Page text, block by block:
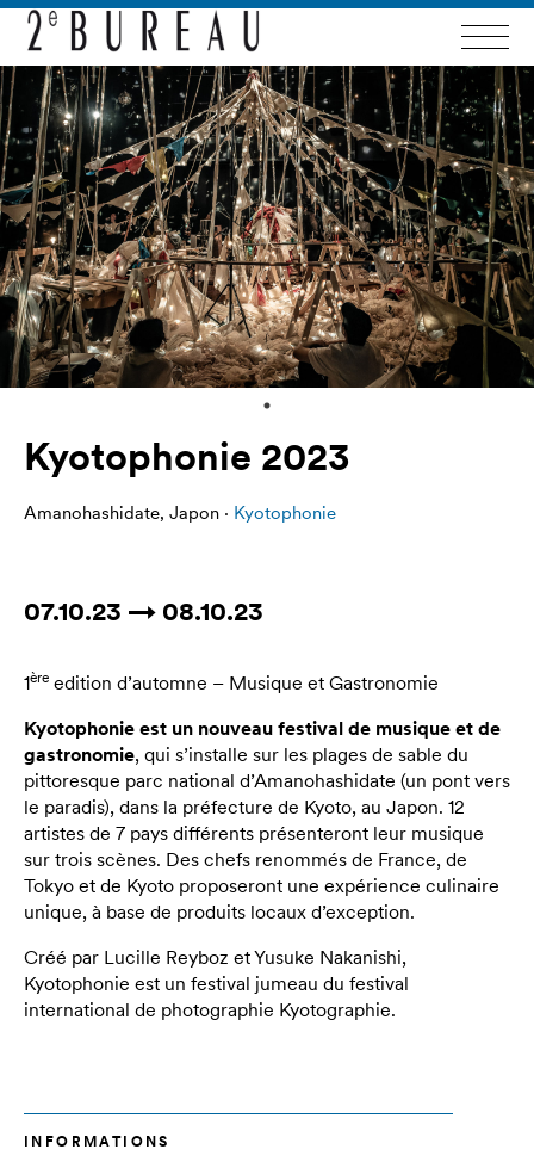
Kyotophonie 2023
Amanohashidate, Japon · Kyotophonie
07.10.23 → 08.10.23
1ère edition d’automne – Musique et Gastronomie
Kyotophonie est un nouveau festival de musique et de
gastronomie, qui s’installe sur les plages de sable du
pittoresque parc national d’Amanohashidate (un pont vers
le paradis), dans la préfecture de Kyoto, au Japon. 12
artistes de 7 pays différents présenteront leur musique
sur trois scènes. Des chefs renommés de France, de
Tokyo et de Kyoto proposeront une expérience culinaire
unique, à base de produits locaux d’exception.
Créé par Lucille Reyboz et Yusuke Nakanishi,
Kyotophonie est un festival jumeau du festival
international de photographie Kyotographie.
INFORMATIONS